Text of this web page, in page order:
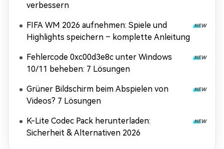
verbessern
FIFA WM 2026 aufnehmen: Spiele und
Highlights speichern – komplette Anleitung
Fehlercode 0xc00d3e8c unter Windows
10/11 beheben: 7 Lösungen
Grüner Bildschirm beim Abspielen von
Videos? 7 Lösungen
K-Lite Codec Pack herunterladen:
Sicherheit & Alternativen 2026